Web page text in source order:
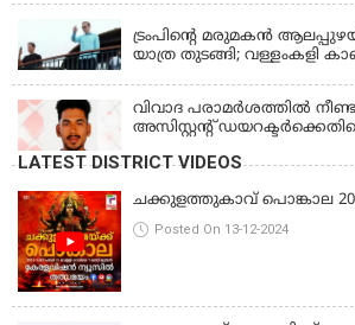
ട്രംപിന്റെ മരുമകന്‍
യാത്ര തുടങ്ങി; വള്ളംകളി
വിവാദ പരാമര്‍ശത്തില്‍
അസിസ്റ്റന്റ്
LATEST DISTRICT VIDEOS
ചക്കുളത്തുകാവ് പൊങ്കാല
Posted On 13-12-2024